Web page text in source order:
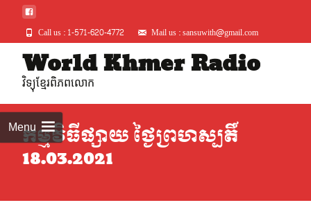
Call us : 1-571-620-4772 Mail us : sansuwith@gmail.com
World Khmer Radio
វិទ្យុខ្មែរពិភពលោក
Menuកម្មវិធីផ្សាយ ថ្ងៃព្រហស្បតិ៍
18.03.2021